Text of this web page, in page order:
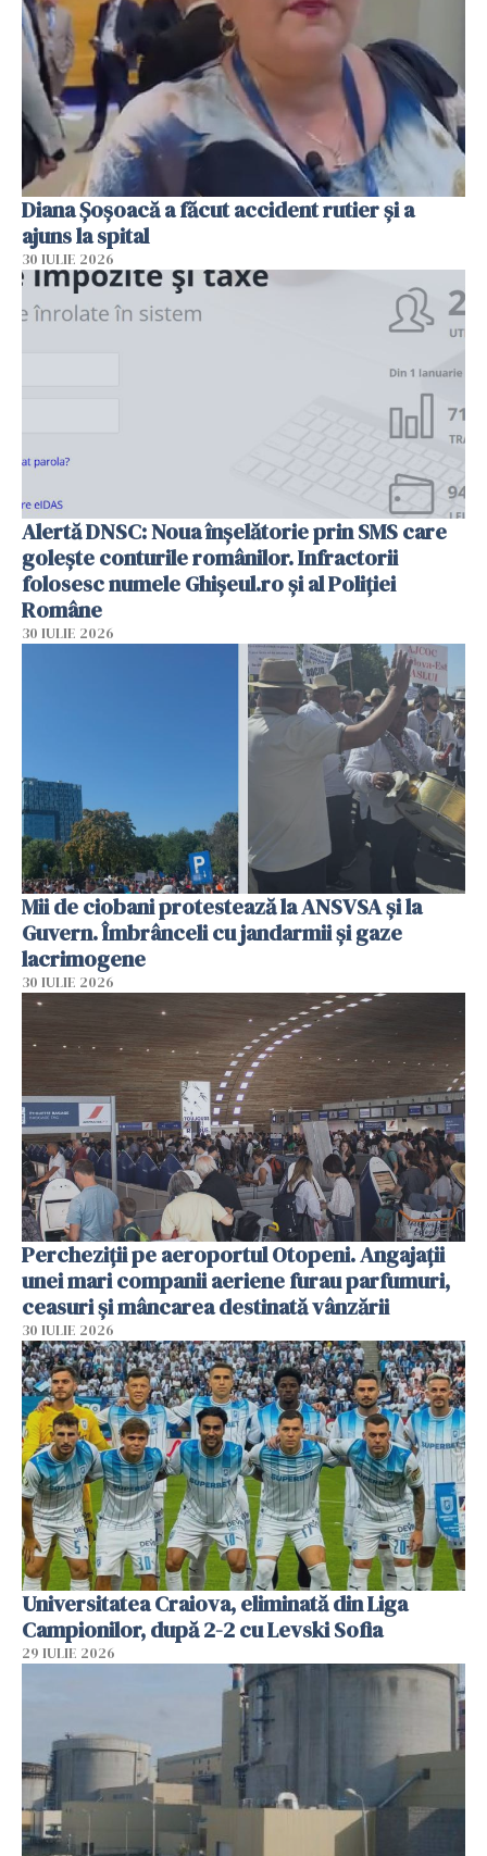
Diana Șoșoacă a făcut accident rutier și a
ajuns la spital
30 IULIE 2026
Alertă DNSC: Noua înșelătorie prin SMS care
golește conturile românilor. Infractorii
folosesc numele Ghișeul.ro și al Poliției
Române
30 IULIE 2026
Mii de ciobani protestează la ANSVSA și la
Guvern. Îmbrânceli cu jandarmii și gaze
lacrimogene
30 IULIE 2026
Percheziții pe aeroportul Otopeni. Angajații
unei mari companii aeriene furau parfumuri,
ceasuri și mâncarea destinată vânzării
30 IULIE 2026
Universitatea Craiova, eliminată din Liga
Campionilor, după 2-2 cu Levski Sofia
29 IULIE 2026